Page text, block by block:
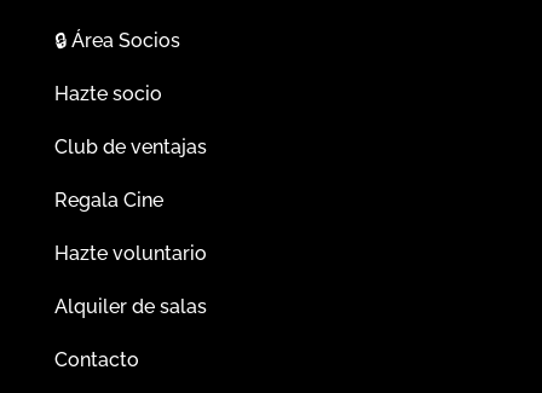
🔒Área Socios
Hazte socio
Club de ventajas
Regala Cine
Hazte voluntario
Alquiler de salas
Contacto